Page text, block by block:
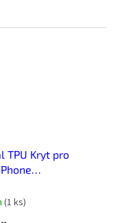
TPU Kryt pro
(1 ks)